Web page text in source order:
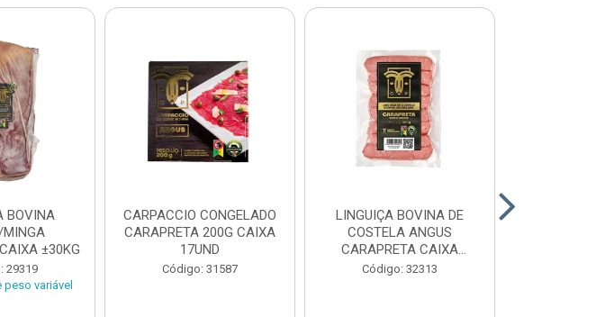
BOVINA
±30KG
29319
variável
CARPACCIO CONGELADO
CARAPRETA 200G CAIXA
17UND
Código: 31587
LINGUIÇA BOVINA DE
COSTELA ANGUS
CARAPRETA CAIXA
24X300G
Código: 32313